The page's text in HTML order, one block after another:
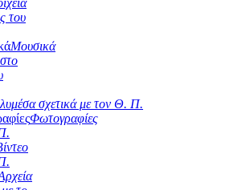
του
Μουσικά
σχετικά με τον Θ. Π.
Φωτογραφίες